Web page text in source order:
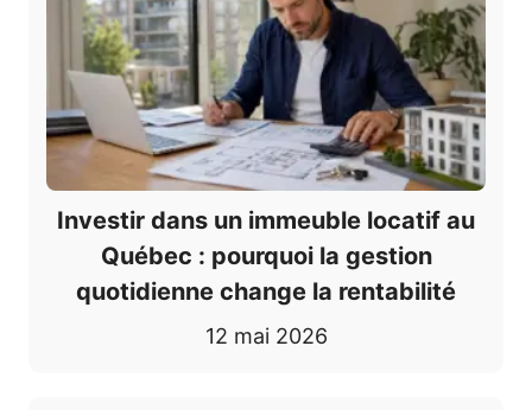
Investir dans un immeuble locatif au
Québec : pourquoi la gestion
quotidienne change la rentabilité
12 mai 2026